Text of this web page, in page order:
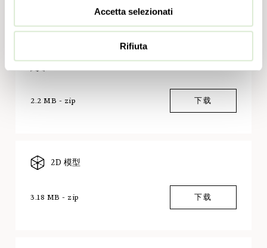
Accetta selezionati
Rifiuta
2.2 MB - zip 下载
2D 模型
3.18 MB - zip 下载